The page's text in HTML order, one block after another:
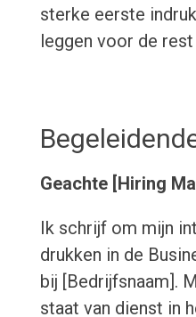
sterke eerste
leggen voor de
Geachte [Hiring
Ik schrijf om mijn
drukken in de
bij [Bedrijfsnaam].
staat van dienst in